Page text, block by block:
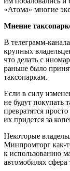
«Атома» многие
Мнение
В телеграмм-
крупных
что делать с
раньше было
таксопаркам.
Если в силу
не будут
превратятся
их придется за
Некоторые
Минпромторг как-
к использованию
автомобилях